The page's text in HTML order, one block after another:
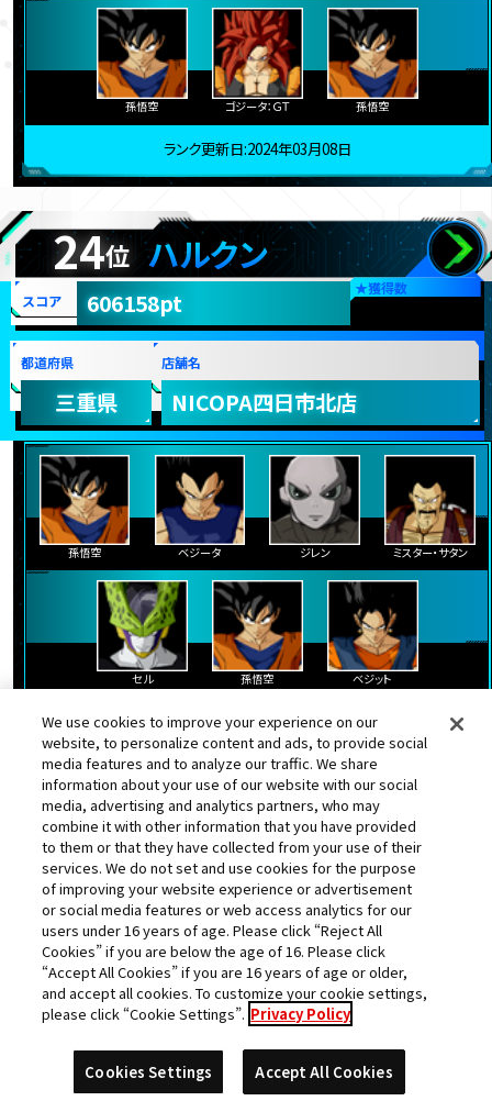
孫悟空 ゴジータ：ＧＴ 孫悟空
ランク更新日:2024年03月08日
24位 ハルクン
★獲得数
スコア 606158pt
都道府県
三重県
店舗名
NICOPA四日市北店
孫悟空 ベジータ ジレン ミスター・サタン
セル 孫悟空 ベジット
ランク更新日:2024年03月15日
25位 ルウ
スコア 601573pt
都道府県
大阪府
店舗名
namcoくずはモール店
We use cookies to improve your experience on our
website, to personalize content and ads, to provide social
media features and to analyze our traffic. We share
information about your use of our website with our social
media, advertising and analytics partners, who may
combine it with other information that you have provided
to them or that they have collected from your use of their
services. We do not set and use cookies for the purpose
of improving your website experience or advertisement
or social media features or web access analytics for our
users under 16 years of age. Please click “Reject All
Cookies” if you are below the age of 16. Please click
“Accept All Cookies” if you are 16 years of age or older,
and accept all cookies. To customize your cookie settings,
please click “Cookie Settings”. Privacy Policy
Cookies Settings Accept All Cookies